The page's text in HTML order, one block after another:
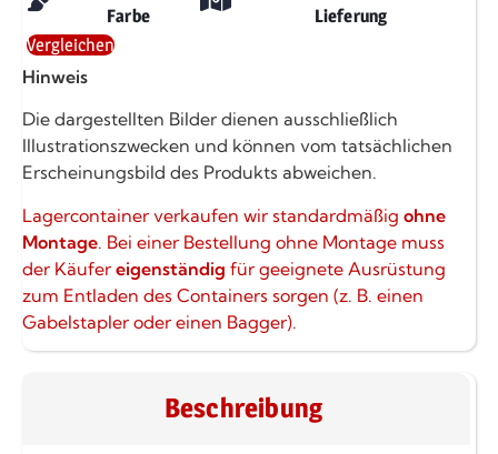
Farbe
Lieferung
Vergleichen
Hinweis
Die dargestellten Bilder dienen ausschließlich
Illustrationszwecken und können vom tatsächlichen
Erscheinungsbild des Produkts abweichen.
Lagercontainer verkaufen wir standardmäßig ohne
Montage. Bei einer Bestellung ohne Montage muss
der Käufer eigenständig für geeignete Ausrüstung
zum Entladen des Containers sorgen (z. B. einen
Gabelstapler oder einen Bagger).
Beschreibung